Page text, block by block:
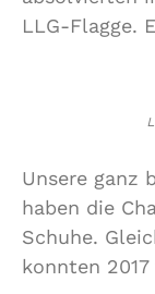
LLG-Flagge.
Unsere ganz
haben die
Schuhe.
konnten